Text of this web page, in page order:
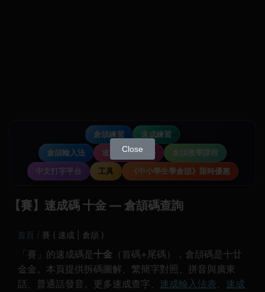
倉頡練習
速成練習
倉頡輸入法
速成輸入法教學
倉頡教學課程
中文打字平台
工具 《中小學生學倉頡》限時優惠
【賽】速成碼 十金 — 倉頡碼查詢
首頁 賽 ( 速成 | 倉頡 )
「賽」的速成碼是 十金 （首碼+尾碼），倉頡碼是十廿
金金。本頁提供拆碼圖解、繁簡字對照、拼音與廣東
話、普通話發音。更多速成查字、 速成輸入法表、 速成
Close